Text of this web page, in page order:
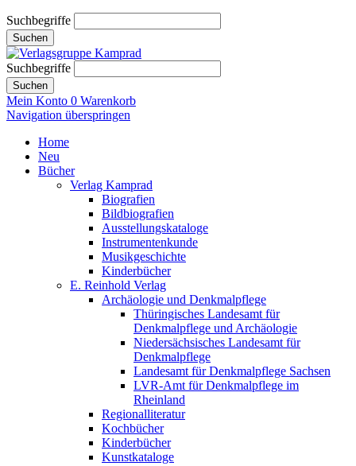
Suchbegriffe
Suchen
Suchbegriffe
Suchen
Mein Konto 0 Warenkorb
Navigation überspringen
Home
Neu
Bücher
Verlag Kamprad
Biografien
Bildbiografien
Ausstellungskataloge
Instrumentenkunde
Musikgeschichte
Kinderbücher
E. Reinhold Verlag
Archäologie und Denkmalpflege
Thüringisches Landesamt für
Denkmalpflege und Archäologie
Niedersächsisches Landesamt für
Denkmalpflege
Landesamt für Denkmalpflege Sachsen
LVR-Amt für Denkmalpflege im
Rheinland
Regionalliteratur
Kochbücher
Kinderbücher
Kunstkataloge